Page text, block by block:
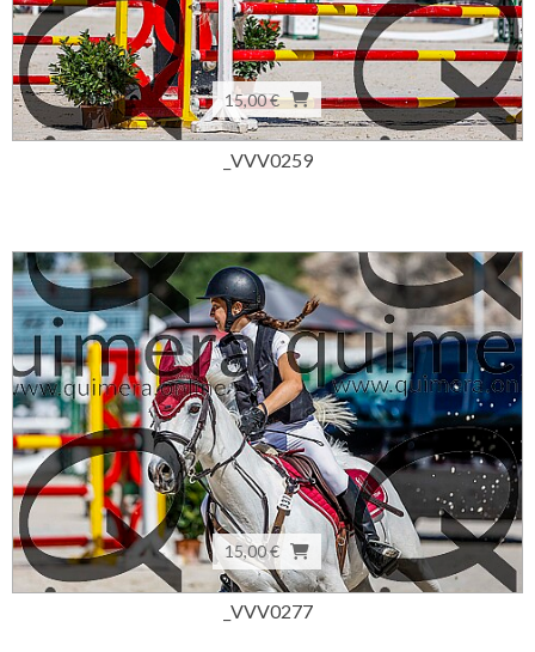
15,00 €
_VVV0259
15,00 €
_VVV0277